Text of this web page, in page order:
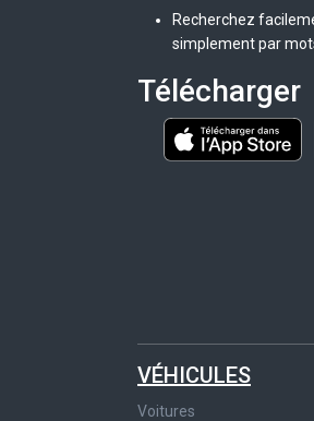
Recherchez
simplement par
Télécharger
VÉHICULES
Voitures